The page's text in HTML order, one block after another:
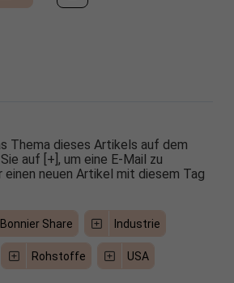
Thema dieses Artikels auf dem
auf [+], um eine E-Mail zu
einen neuen Artikel mit diesem Tag
Bonnier Share Industrie
Rohstoffe USA